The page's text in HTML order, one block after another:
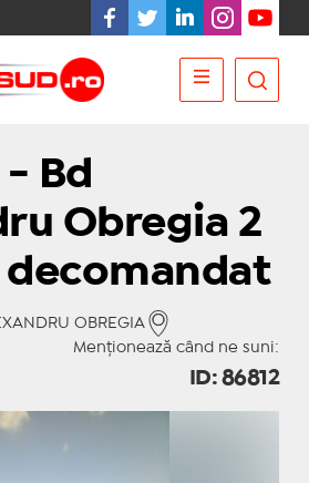
Bd
Obregia 2
decomandat
OBREGIA
Menționează când ne suni:
ID: 86812